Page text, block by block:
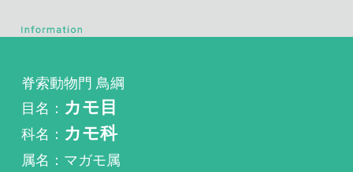
目名：カモ目
属名：マガモ属
分類体系：日本鳥類目録改訂第７版